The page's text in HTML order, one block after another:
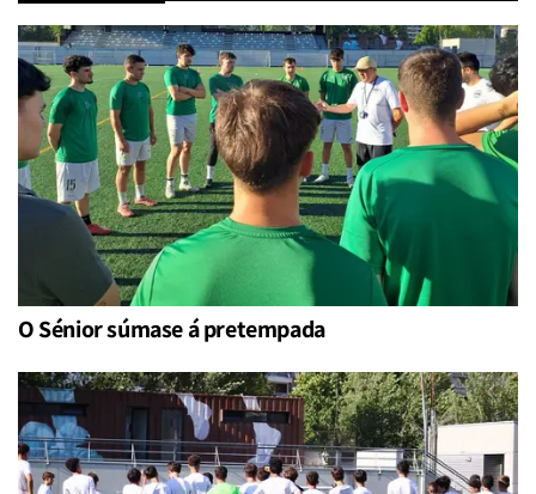
O Sénior súmase á pretempada